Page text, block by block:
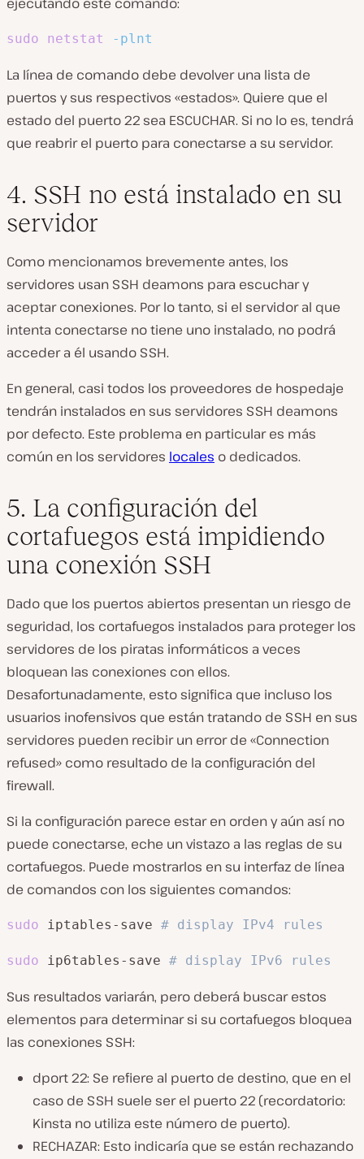
sudo netstat -plnt
La línea de comando debe devolver una lista de
puertos y sus respectivos «estados». Quiere que el
estado del puerto 22 sea ESCUCHAR. Si no lo es, tendrá
que reabrir el puerto para conectarse a su servidor.
4. SSH no está instalado en su
servidor
Como mencionamos brevemente antes, los
servidores usan SSH deamons para escuchar y
aceptar conexiones. Por lo tanto, si el servidor al que
intenta conectarse no tiene uno instalado, no podrá
acceder a él usando SSH.
En general, casi todos los proveedores de hospedaje
tendrán instalados en sus servidores SSH deamons
por defecto. Este problema en particular es más
común en los servidores locales o dedicados.
5. La configuración del
cortafuegos está impidiendo
una conexión SSH
Dado que los puertos abiertos presentan un riesgo de
seguridad, los cortafuegos instalados para proteger los
servidores de los piratas informáticos a veces
bloquean las conexiones con ellos.
Desafortunadamente, esto significa que incluso los
usuarios inofensivos que están tratando de SSH en sus
servidores pueden recibir un error de «Connection
refused» como resultado de la configuración del
firewall.
Si la configuración parece estar en orden y aún así no
puede conectarse, eche un vistazo a las reglas de su
cortafuegos. Puede mostrarlos en su interfaz de línea
de comandos con los siguientes comandos:
sudo iptables-save # display IPv4 rules
sudo ip6tables-save # display IPv6 rules
Sus resultados variarán, pero deberá buscar estos
elementos para determinar si su cortafuegos bloquea
las conexiones SSH:
dport 22: Se refiere al puerto de destino, que en el
caso de SSH suele ser el puerto 22 (recordatorio:
Kinsta no utiliza este número de puerto).
RECHAZAR: Esto indicaría que se están rechazando